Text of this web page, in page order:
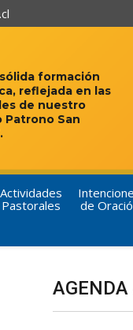
formación
reflejada en las
de nuestro
Patrono San
Actividades
Pastorales
de